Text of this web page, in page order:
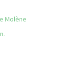
Molène